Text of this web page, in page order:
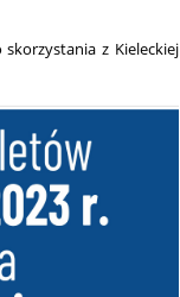
z Kieleckiej